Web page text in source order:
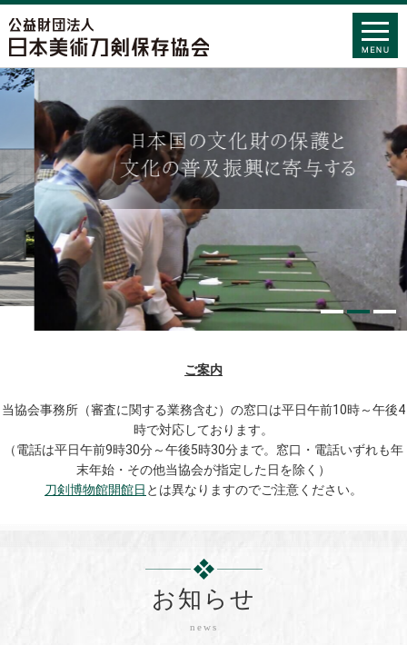
日本国の文化財の保護と
文化の普及振興に寄与する
1 2 3
ご案内
当協会事務所（審査に関する業務含む）の窓口は平日午前10時～午後4
時で対応しております。
（電話は平日午前9時30分～午後5時30分まで。窓口・電話いずれも年
末年始・その他当協会が指定した日を除く）
刀剣博物館開館日 とは異なりますのでご注意ください。
お知らせ
news